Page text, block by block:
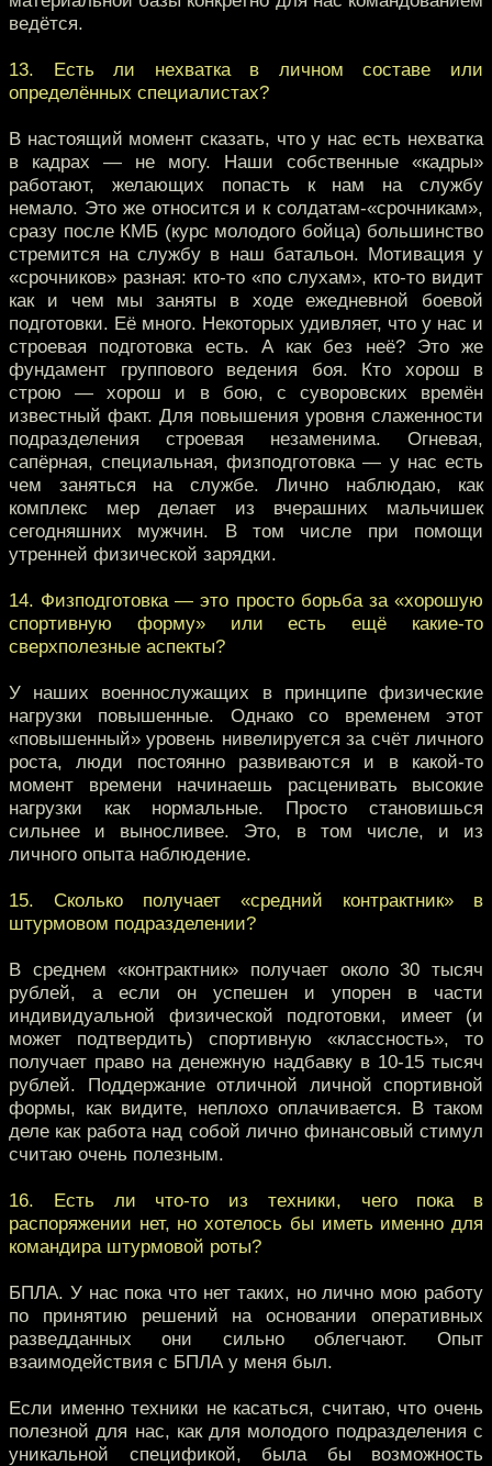
ведётся.
13. Есть ли нехватка в личном составе или
определённых специалистах?
В настоящий момент сказать, что у нас есть нехватка
в кадрах — не могу. Наши собственные «кадры»
работают, желающих попасть к нам на службу
немало. Это же относится и к солдатам-«срочникам»,
сразу после КМБ (курс молодого бойца) большинство
стремится на службу в наш батальон. Мотивация у
«срочников» разная: кто-то «по слухам», кто-то видит
как и чем мы заняты в ходе ежедневной боевой
подготовки. Её много. Некоторых удивляет, что у нас и
строевая подготовка есть. А как без неё? Это же
фундамент группового ведения боя. Кто хорош в
строю — хорош и в бою, с суворовских времён
известный факт. Для повышения уровня слаженности
подразделения строевая незаменима. Огневая,
сапёрная, специальная, физподготовка — у нас есть
чем заняться на службе. Лично наблюдаю, как
комплекс мер делает из вчерашних мальчишек
сегодняшних мужчин. В том числе при помощи
утренней физической зарядки.
14. Физподготовка — это просто борьба за «хорошую
спортивную форму» или есть ещё какие-то
сверхполезные аспекты?
У наших военнослужащих в принципе физические
нагрузки повышенные. Однако со временем этот
«повышенный» уровень нивелируется за счёт личного
роста, люди постоянно развиваются и в какой-то
момент времени начинаешь расценивать высокие
нагрузки как нормальные. Просто становишься
сильнее и выносливее. Это, в том числе, и из
личного опыта наблюдение.
15. Сколько получает «средний контрактник» в
штурмовом подразделении?
В среднем «контрактник» получает около 30 тысяч
рублей, а если он успешен и упорен в части
индивидуальной физической подготовки, имеет (и
может подтвердить) спортивную «классность», то
получает право на денежную надбавку в 10-15 тысяч
рублей. Поддержание отличной личной спортивной
формы, как видите, неплохо оплачивается. В таком
деле как работа над собой лично финансовый стимул
считаю очень полезным.
16. Есть ли что-то из техники, чего пока в
распоряжении нет, но хотелось бы иметь именно для
командира штурмовой роты?
БПЛА. У нас пока что нет таких, но лично мою работу
по принятию решений на основании оперативных
разведданных они сильно облегчают. Опыт
взаимодействия с БПЛА у меня был.
Если именно техники не касаться, считаю, что очень
полезной для нас, как для молодого подразделения с
уникальной спецификой, была бы возможность